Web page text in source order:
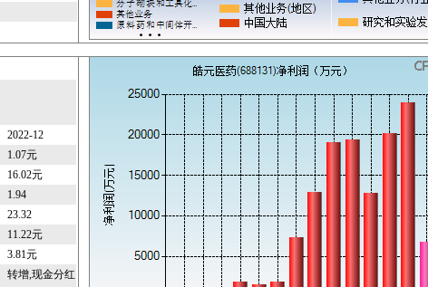
2022-12
1.07元
16.02元
1.94
23.32
11.22元
3.81元
转增,现金分红